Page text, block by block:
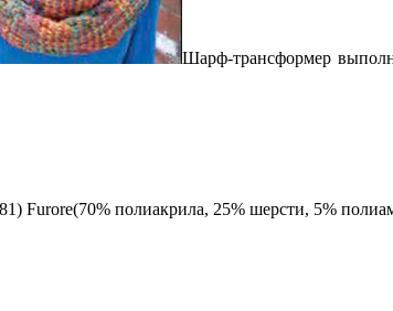
Шарф-трансформер
Furore(70% полиакрила, 25% шерсти, 5%